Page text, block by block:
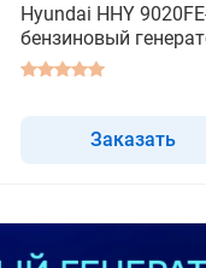
Hyundai HHY
бензиновый
трехфазный
Заказать